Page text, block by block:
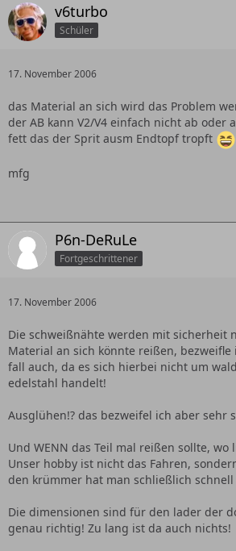
v6turbo
Schüler
17. November 2006
das Material an sich wird das Problem
der AB kann V2/V4 einfach nicht ab oder
fett das der Sprit ausm Endtopf tropft
mfg
P6n-DeRuLe
Fortgeschrittener
17. November 2006
Die schweißnähte werden mit sicherheit
Material an sich könnte reißen, bezweifle
fall auch, da es sich hierbei nicht um
edelstahl handelt!
Ausglühen!? das bezweifel ich aber sehr
Und WENN das Teil mal reißen sollte, wo
Unser hobby ist nicht das Fahren,
den krümmer hat man schließlich
Die dimensionen sind für den lader der
genau richtig! Zu lang ist da auch nichts!